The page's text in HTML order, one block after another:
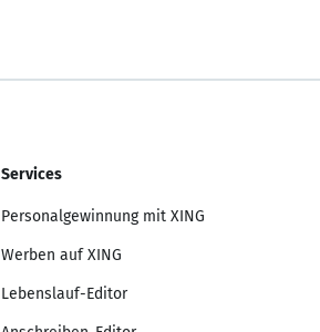
Services
Personalgewinnung mit XING
Werben auf XING
Lebenslauf-Editor